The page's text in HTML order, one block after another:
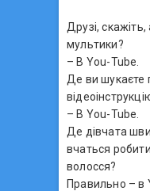
Друзі,
мультики?
– В You-Tube.
Де ви шукаєте
– В You-Tube.
Де дівчата
вчаться
волосся?
Правильно – в